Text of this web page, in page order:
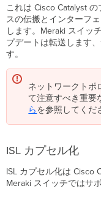
これは Cisco Catalyst
スの伝搬とインターフ
します。Meraki スイッ
プデートは転送します
す。
ネットワークトポ
て注意すべき重要
らを参照してくだ
ISL カプセル化
ISL カプセル化は Cisco
Meraki スイッチではサ